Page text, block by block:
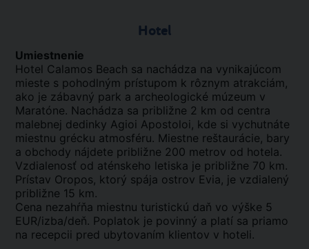
Hotel
Umiestnenie
Hotel Calamos Beach sa nachádza na vynikajúcom
mieste s pohodlným prístupom k rôznym atrakciám,
ako je zábavný park a archeologické múzeum v
Maratóne. Nachádza sa približne 2 km od centra
malebnej dedinky Agioi Apostoloi, kde si vychutnáte
miestnu grécku atmosféru. Miestne reštaurácie, bary
a obchody nájdete približne 200 metrov od hotela.
Vzdialenosť od aténskeho letiska je približne 70 km.
Prístav Oropos, ktorý spája ostrov Evia, je vzdialený
približne 15 km.
Cena nezahŕňa miestnu turistickú daň vo výške 5
EUR/izba/deň. Poplatok je povinný a platí sa priamo
na recepcii pred ubytovaním klientov v hoteli.